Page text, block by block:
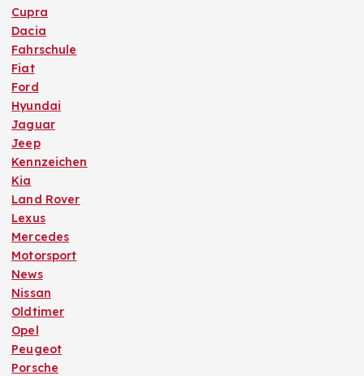
Cupra
Dacia
Fahrschule
Fiat
Ford
Hyundai
Jaguar
Jeep
Kennzeichen
Kia
Land Rover
Lexus
Mercedes
Motorsport
News
Nissan
Oldtimer
Opel
Peugeot
Porsche